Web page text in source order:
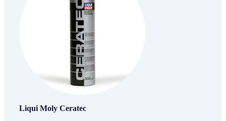
Liqui Moly Ceratec